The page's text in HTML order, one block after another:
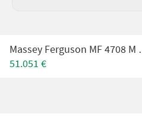
Massey
51.051 €